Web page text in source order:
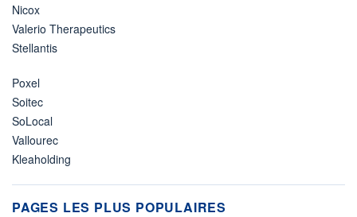
Nicox
Valerio Therapeutics
Stellantis
Poxel
Soitec
SoLocal
Vallourec
Kleaholding
PAGES LES PLUS POPULAIRES